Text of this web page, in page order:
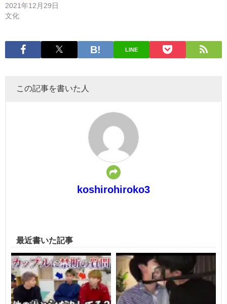
2021年12月29日
文化
LINE
この記事を書いた人
koshirohiroko3
最近書いた記事